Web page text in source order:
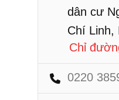
dân cư
Chí Linh,
Chỉ
0220